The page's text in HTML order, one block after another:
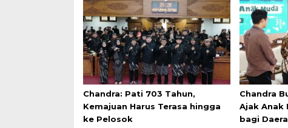
Chandra: Pati 703 Tahun,
Kemajuan Harus Terasa hingga
ke Pelosok
Chandra
Ajak Anak
bagi